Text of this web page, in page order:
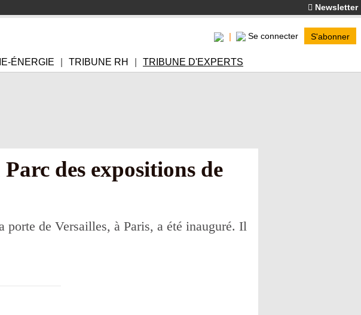
Newsletter
Se connecter S'abonner
ÉNERGIE TRIBUNE RH TRIBUNE D'EXPERTS
des expositions de
de Versailles, à Paris, a été inauguré. Il